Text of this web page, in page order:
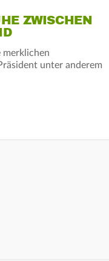
ZWISCHEN
merklichen
unter anderem